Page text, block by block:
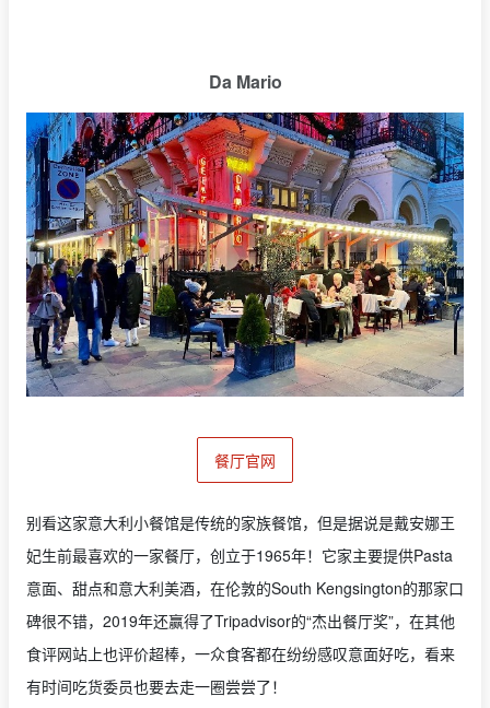
Da Mario
餐厅官网
别看这家意大利小餐馆是传统的家族餐馆，但是据说是戴安娜王
妃生前最喜欢的一家餐厅，创立于1965年！它家主要提供Pasta
意面、甜点和意大利美酒，在伦敦的South Kengsington的那家口
碑很不错，2019年还赢得了Tripadvisor的“杰出餐厅奖”，在其他
食评网站上也评价超棒，一众食客都在纷纷感叹意面好吃，看来
有时间吃货委员也要去走一圈尝尝了！